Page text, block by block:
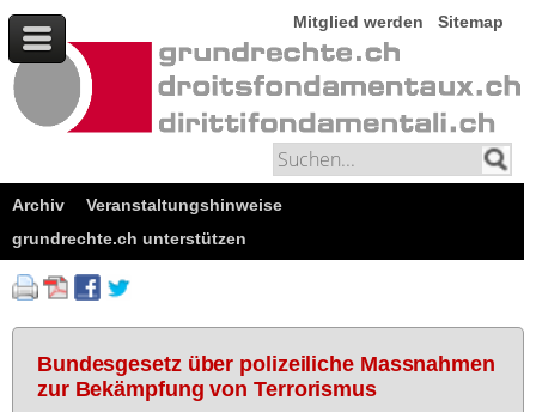
Mitglied werden Sitemap
Archiv
Veranstaltungshinweise
grundrechte.ch unterstützen
Bundesgesetz über polizeiliche Massnahmen
zur Bekämpfung von Terrorismus